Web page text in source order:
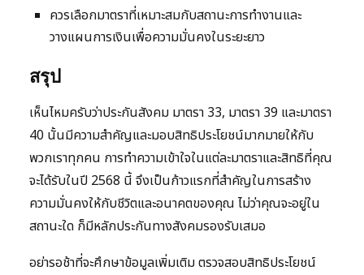
ควรเลือกมาตราที่เหมาะสมกับสถานะการทำงานและ
วางแผนการเงินเพื่อความมั่นคงในระยะยาว
สรุป
เห็นไหมครับว่าประกันสังคม มาตรา 33, มาตรา 39 และมาตรา
40 นั้นมีความสำคัญและมอบสิทธิประโยชน์มากมายให้กับ
พวกเราทุกคน การทำความเข้าใจในแต่ละมาตราและสิทธิที่คุณ
จะได้รับในปี 2568 นี้ จึงเป็นก้าวแรกที่สำคัญในการสร้าง
ความมั่นคงให้กับชีวิตและอนาคตของคุณ ไม่ว่าคุณจะอยู่ใน
สถานะใด ก็มีหลักประกันทางสังคมรองรับเสมอ
อย่ารอช้าที่จะศึกษาข้อมูลเพิ่มเติม ตรวจสอบสิทธิประโยชน์